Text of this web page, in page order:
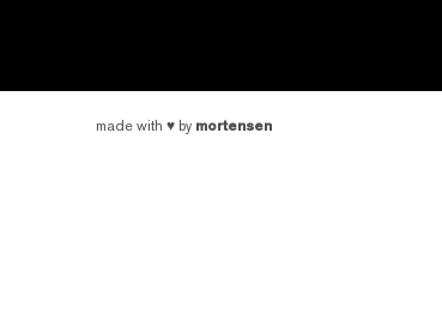
made with ♥ by mortensen